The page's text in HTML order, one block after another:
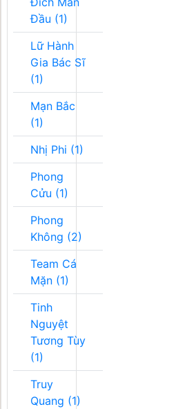
Đầu (1)
Lữ Hành
Gia Bác Sĩ
(1)
Mạn Bắc
(1)
Nhị Phi (1)
Phong
Cửu (1)
Phong
Không (2)
Team Cá
Mặn (1)
Tinh
Nguyệt
Tương Tùy
(1)
Truy
Quang (1)